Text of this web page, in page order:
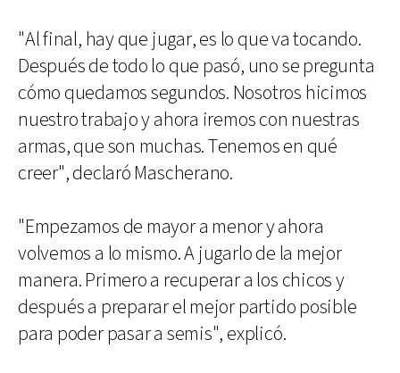
"Al final, hay que jugar, es lo que va tocando.
Después de todo lo que pasó, uno se pregunta
cómo quedamos segundos. Nosotros hicimos
nuestro trabajo y ahora iremos con nuestras
armas, que son muchas. Tenemos en qué
creer", declaró Mascherano.
"Empezamos de mayor a menor y ahora
volvemos a lo mismo. A jugarlo de la mejor
manera. Primero a recuperar a los chicos y
después a preparar el mejor partido posible
para poder pasar a semis", explicó.